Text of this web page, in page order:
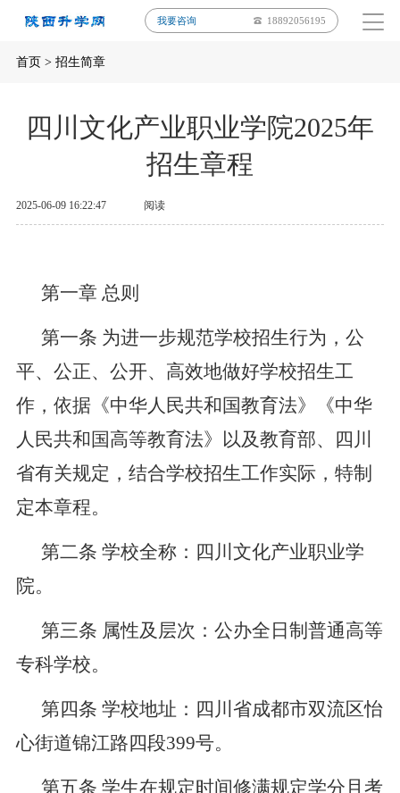
我要咨询 18892056195
首页> 招生简章
四川文化产业职业学院2025年
招生章程
2025-06-09 16:22:47 阅读
第一章 总则
第一条 为进一步规范学校招生行为，公
平、公正、公开、高效地做好学校招生工
作，依据《中华人民共和国教育法》《中华
人民共和国高等教育法》以及教育部、四川
省有关规定，结合学校招生工作实际，特制
定本章程。
第二条 学校全称：四川文化产业职业学
院。
第三条 属性及层次：公办全日制普通高等
专科学校。
第四条 学校地址：四川省成都市双流区怡
心街道锦江路四段399号。
第五条 学生在规定时间修满规定学分且考